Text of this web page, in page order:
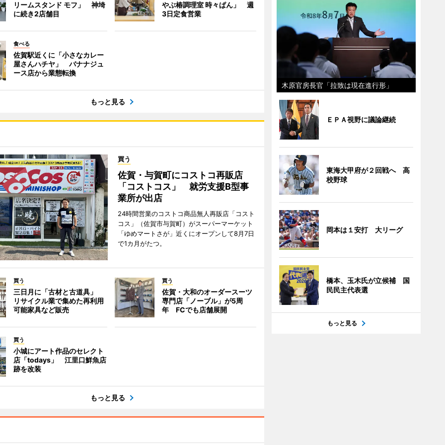
リームスタンド モフ」 神埼
に続き2店舗目
やぶ椿調理室 時々ぱん」 週
3日定食営業
食べる
佐賀駅近くに「小さなカレー
屋さんハチヤ」 バナナジュ
ース店から業態転換
もっと見る
買う
佐賀・与賀町にコストコ再販店
「コストコス」 就労支援B型事
業所が出店
24時間営業のコストコ商品無人再販店「コスト
コス」（佐賀市与賀町）がスーパーマーケット
「ゆめマートさが」近くにオープンして8月7日
で1カ月がたつ。
買う
三日月に「古材と古道具」
リサイクル業で集めた再利用
可能家具など販売
買う
佐賀・大和のオーダースーツ
専門店「ノーブル」が5周
年 FCでも店舗展開
買う
小城にアート作品のセレクト
店「todays」 江里口鮮魚店
跡を改装
もっと見る
木原官房長官「拉致は現在進行形」
ＥＰＡ視野に議論継続
東海大甲府が２回戦へ 高
校野球
岡本は１安打 大リーグ
橋本、玉木氏が立候補 国
民民主代表選
もっと見る